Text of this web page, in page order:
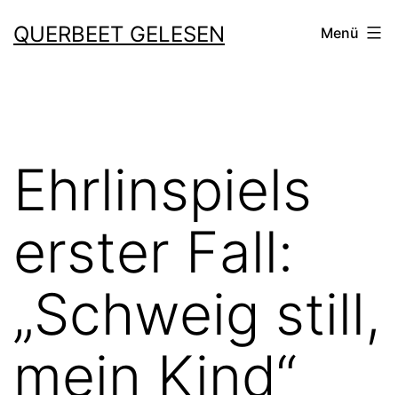
Inhalt
QUERBEET GELESEN Menü
Ehrlinspiels
erster Fall:
„Schweig still,
mein Kind“